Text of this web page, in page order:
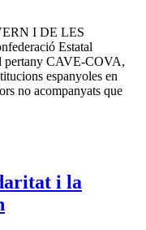
I DE LES
Estatal
pertany CAVE-COVA,
espanyoles en
no acompanyats que
i la